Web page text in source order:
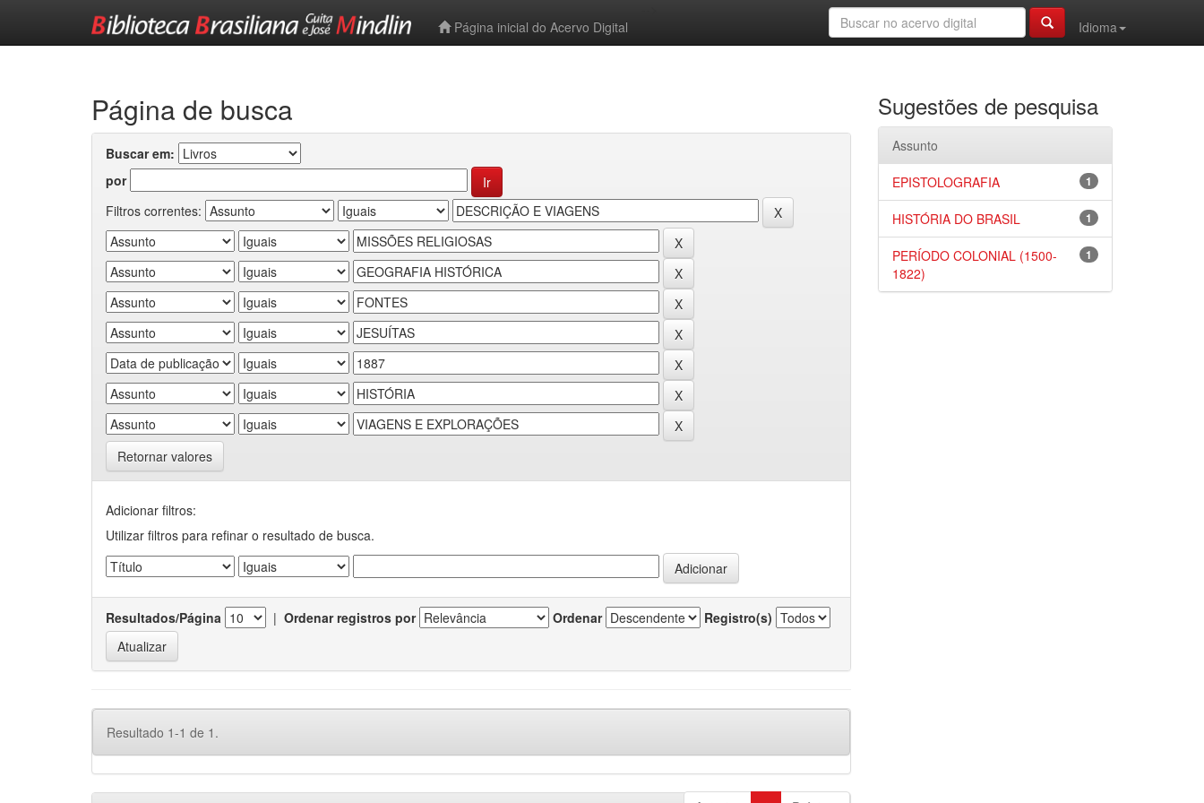
Página inicial do Acervo Digital
Idioma
Página de busca
Buscar em:
por
Filtros correntes:
Retornar valores
Adicionar filtros:
Utilizar filtros para refinar o resultado de busca.
Resultados/Página | Ordenar registros por Ordenar Registro(s)
Resultado 1-1 de 1.
Sugestões de pesquisa
Assunto
1
EPISTOLOGRAFIA
1
HISTÓRIA DO BRASIL
1
PERÍODO COLONIAL (1500-
1822)